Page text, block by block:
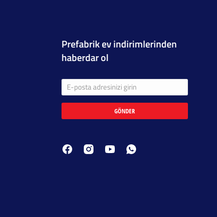
Prefabrik ev indirimlerinden
haberdar ol
GÖNDER